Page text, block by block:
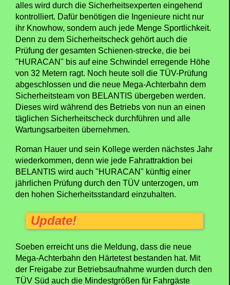
alles wird durch die Sicherheitsexperten eingehend
kontrolliert. Dafür benötigen die Ingenieure nicht nur
ihr Knowhow, sondern auch jede Menge Sportlichkeit.
Denn zu dem Sicherheitscheck gehört auch die
Prüfung der gesamten Schienen-strecke, die bei
"HURACAN" bis auf eine Schwindel erregende Höhe
von 32 Metern ragt. Noch heute soll die TÜV-Prüfung
abgeschlossen und die neue Mega-Achterbahn dem
Sicherheitsteam von BELANTIS übergeben werden.
Dieses wird während des Betriebs von nun an einen
täglichen Sicherheitscheck durchführen und alle
Wartungsarbeiten übernehmen.
Roman Hauer und sein Kollege werden nächstes Jahr
wiederkommen, denn wie jede Fahrattraktion bei
BELANTIS wird auch "HURACAN" künftig einer
jährlichen Prüfung durch den TÜV unterzogen, um
den hohen Sicherheitsstandard einzuhalten.
Update!
Soeben erreicht uns die Meldung, dass die neue
Mega-Achterbahn den Härtetest bestanden hat. Mit
der Freigabe zur Betriebsaufnahme wurden durch den
TÜV Süd auch die Mindestgrößen für Fahrgäste